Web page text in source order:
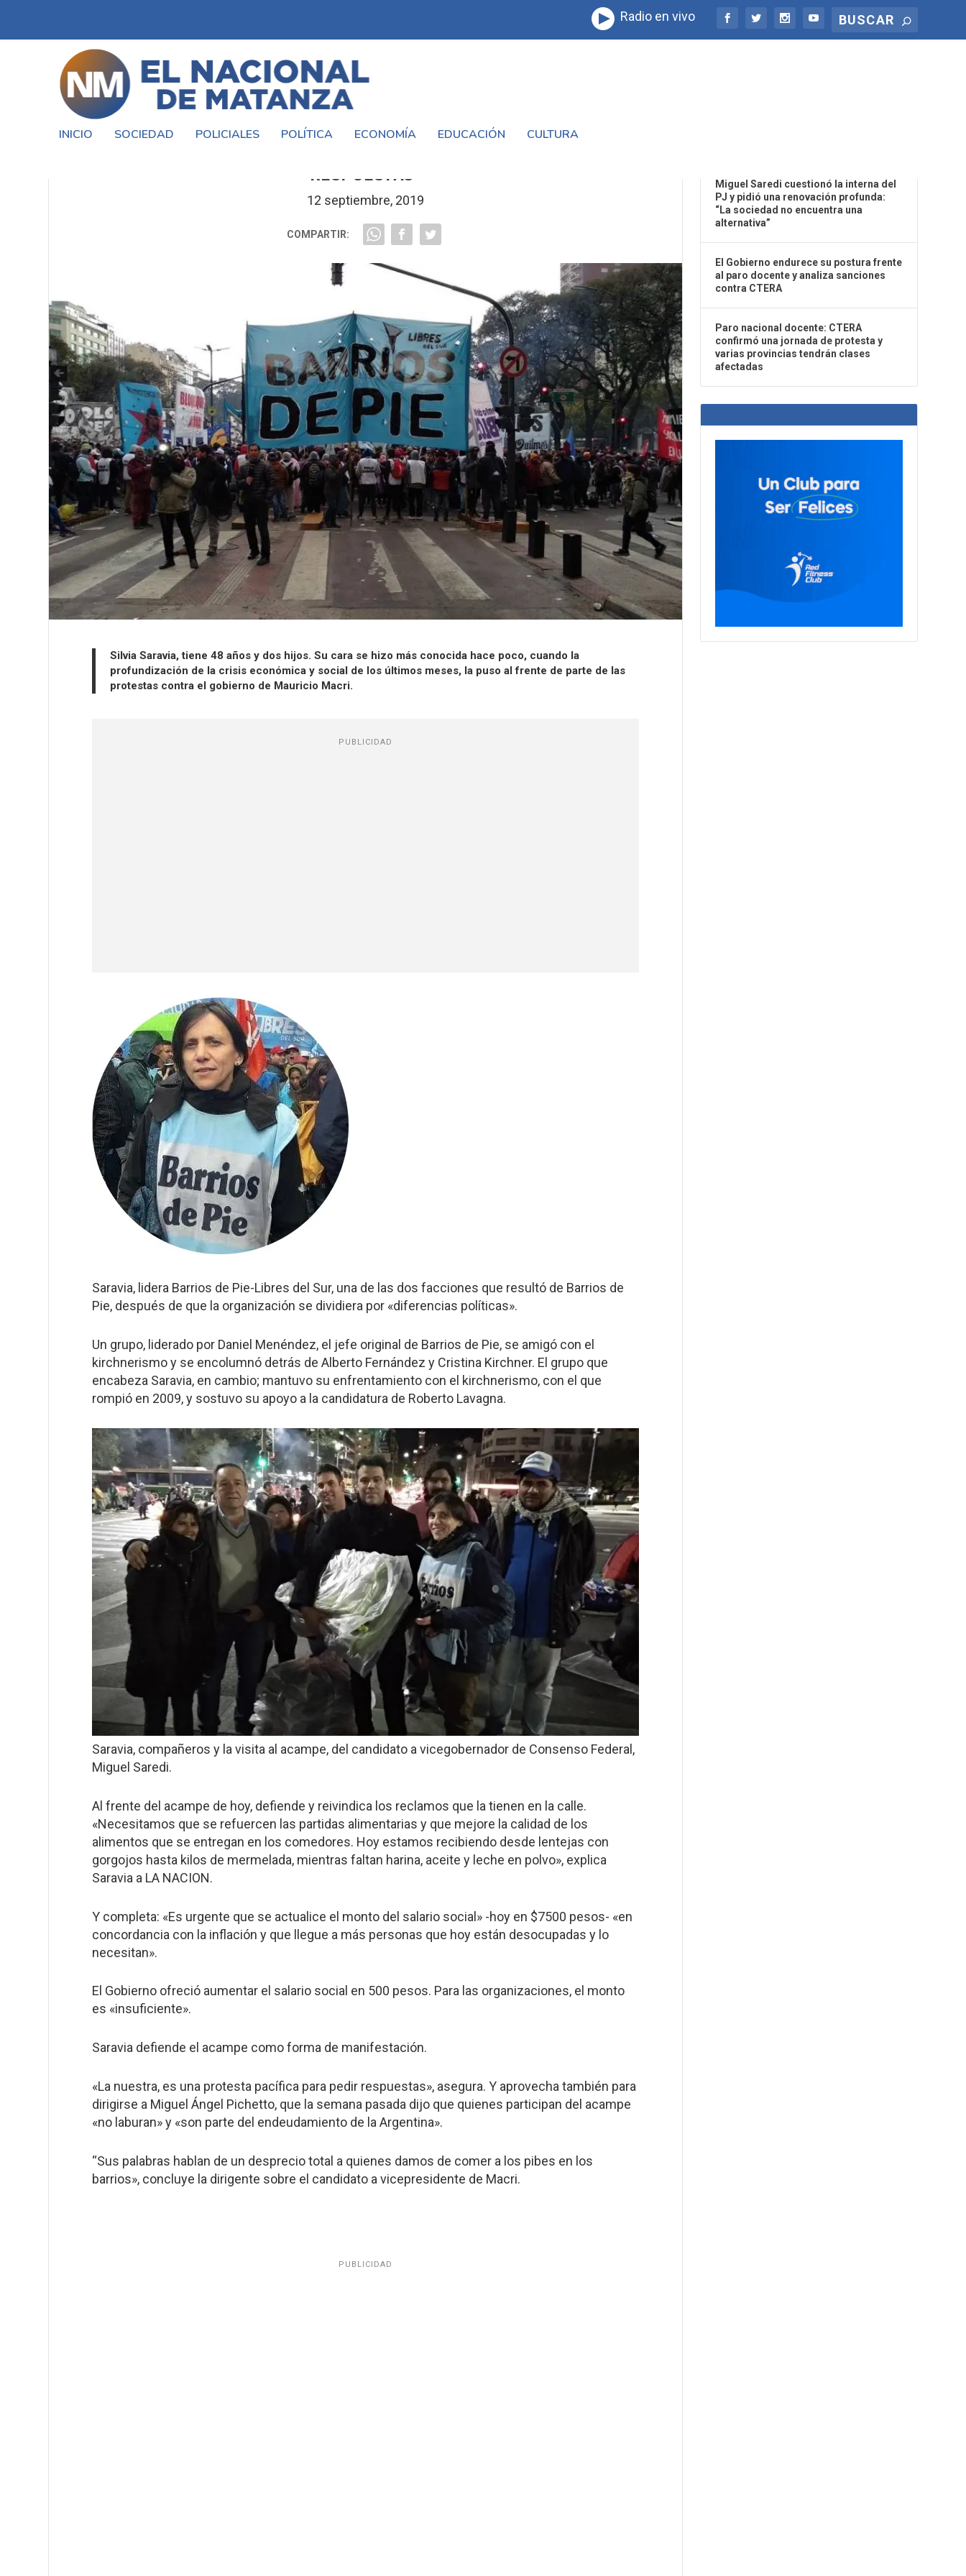
Radio en vivo
INICIO SOCIEDAD POLICIALES POLÍTICA ECONOMÍA EDUCACIÓN CULTURA
RESPUESTAS”
12 septiembre, 2019
COMPARTIR:
Silvia Saravia, tiene 48 años y dos hijos. Su cara se hizo más conocida hace poco, cuando la
profundización de la crisis económica y social de los últimos meses, la puso al frente de parte de las
protestas contra el gobierno de Mauricio Macri.
PUBLICIDAD
Saravia, lidera Barrios de Pie-Libres del Sur, una de las dos facciones que resultó de Barrios de
Pie, después de que la organización se dividiera por «diferencias políticas».
Un grupo, liderado por Daniel Menéndez, el jefe original de Barrios de Pie, se amigó con el
kirchnerismo y se encolumnó detrás de Alberto Fernández y Cristina Kirchner. El grupo que
encabeza Saravia, en cambio; mantuvo su enfrentamiento con el kirchnerismo, con el que
rompió en 2009, y sostuvo su apoyo a la candidatura de Roberto Lavagna.
Saravia, compañeros y la visita al acampe, del candidato a vicegobernador de Consenso Federal,
Miguel Saredi.
Al frente del acampe de hoy, defiende y reivindica los reclamos que la tienen en la calle.
«Necesitamos que se refuercen las partidas alimentarias y que mejore la calidad de los
alimentos que se entregan en los comedores. Hoy estamos recibiendo desde lentejas con
gorgojos hasta kilos de mermelada, mientras faltan harina, aceite y leche en polvo», explica
Saravia a LA NACION.
Y completa: «Es urgente que se actualice el monto del salario social» -hoy en $7500 pesos- «en
concordancia con la inflación y que llegue a más personas que hoy están desocupadas y lo
necesitan».
El Gobierno ofreció aumentar el salario social en 500 pesos. Para las organizaciones, el monto
es «insuficiente».
Saravia defiende el acampe como forma de manifestación.
«La nuestra, es una protesta pacífica para pedir respuestas», asegura. Y aprovecha también para
dirigirse a Miguel Ángel Pichetto, que la semana pasada dijo que quienes participan del acampe
«no laburan» y «son parte del endeudamiento de la Argentina».
“Sus palabras hablan de un desprecio total a quienes damos de comer a los pibes en los
barrios», concluye la dirigente sobre el candidato a vicepresidente de Macri.
PUBLICIDAD
Miguel Saredi cuestionó la interna del
PJ y pidió una renovación profunda:
“La sociedad no encuentra una
alternativa”
El Gobierno endurece su postura frente
al paro docente y analiza sanciones
contra CTERA
Paro nacional docente: CTERA
confirmó una jornada de protesta y
varias provincias tendrán clases
afectadas